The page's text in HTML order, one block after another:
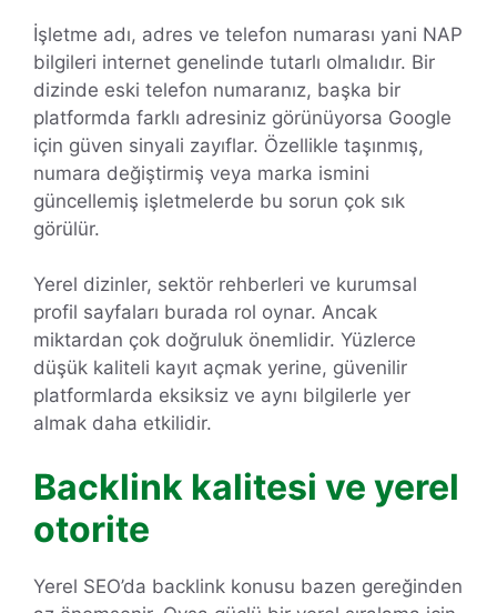
İşletme adı, adres ve telefon numarası yani NAP
bilgileri internet genelinde tutarlı olmalıdır. Bir
dizinde eski telefon numaranız, başka bir
platformda farklı adresiniz görünüyorsa Google
için güven sinyali zayıflar. Özellikle taşınmış,
numara değiştirmiş veya marka ismini
güncellemiş işletmelerde bu sorun çok sık
görülür.
Yerel dizinler, sektör rehberleri ve kurumsal
profil sayfaları burada rol oynar. Ancak
miktardan çok doğruluk önemlidir. Yüzlerce
düşük kaliteli kayıt açmak yerine, güvenilir
platformlarda eksiksiz ve aynı bilgilerle yer
almak daha etkilidir.
Backlink kalitesi ve yerel
otorite
Yerel SEO’da backlink konusu bazen gereğinden